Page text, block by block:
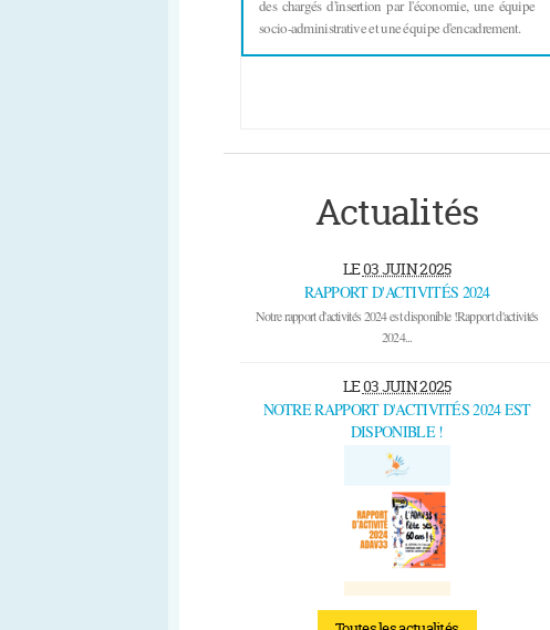
des chargés d'insertion par l'économie, une équipe
socio-administrative et une équipe d'encadrement.
Actualités
LE03 JUIN 2025
RAPPORT D'ACTIVITÉS 2024
Notre rapport d'activités 2024 est disponible !Rapport d'activités
2024...
LE03 JUIN 2025
NOTRE RAPPORT D'ACTIVITÉS 2024 EST
DISPONIBLE !